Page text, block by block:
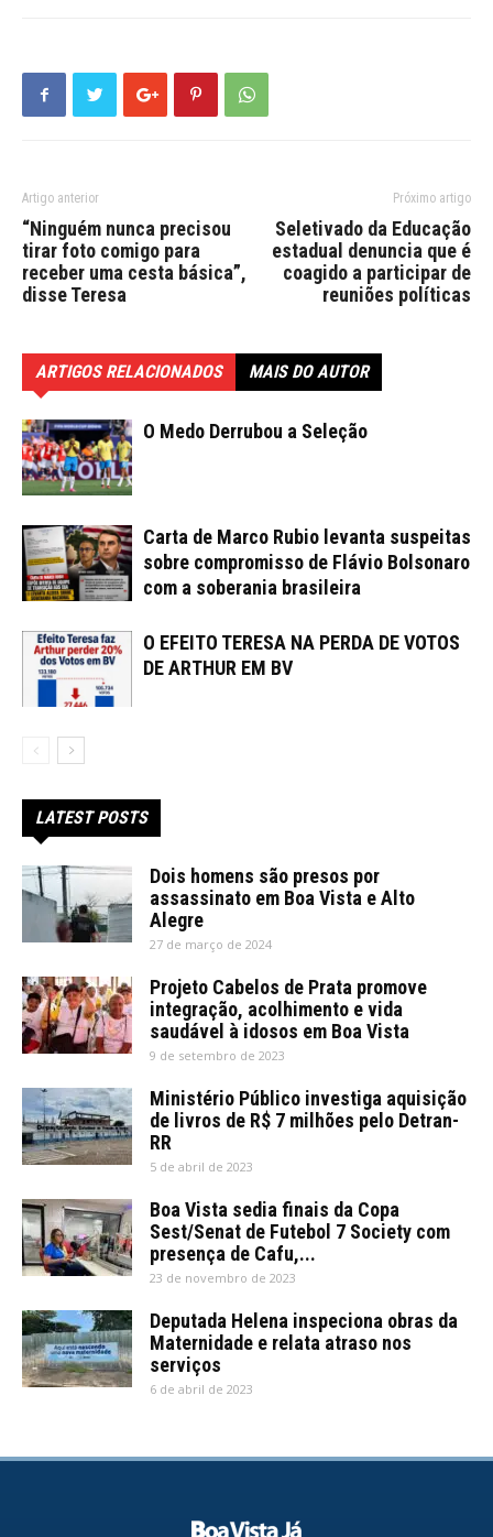
Artigo anterior
“Ninguém nunca precisou
tirar foto comigo para
receber uma cesta básica”,
disse Teresa
Próximo artigo
Seletivado da Educação
estadual denuncia que é
coagido a participar de
reuniões políticas
ARTIGOS RELACIONADOS MAIS DO AUTOR
O Medo Derrubou a Seleção
Carta de Marco Rubio levanta suspeitas
sobre compromisso de Flávio Bolsonaro
com a soberania brasileira
O EFEITO TERESA NA PERDA DE VOTOS
DE ARTHUR EM BV
LATEST POSTS
Dois homens são presos por
assassinato em Boa Vista e Alto
Alegre
27 de março de 2024
Projeto Cabelos de Prata promove
integração, acolhimento e vida
saudável à idosos em Boa Vista
9 de setembro de 2023
Ministério Público investiga aquisição
de livros de R$ 7 milhões pelo Detran-
RR
5 de abril de 2023
Boa Vista sedia finais da Copa
Sest/Senat de Futebol 7 Society com
presença de Cafu,...
23 de novembro de 2023
Deputada Helena inspeciona obras da
Maternidade e relata atraso nos
serviços
6 de abril de 2023